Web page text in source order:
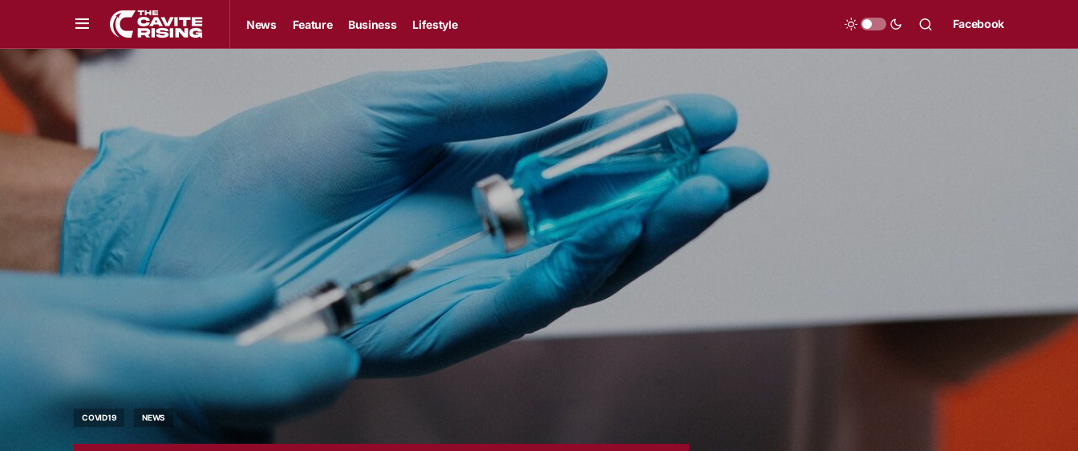
News Feature Business Lifestyle Facebook
COVID19 NEWS